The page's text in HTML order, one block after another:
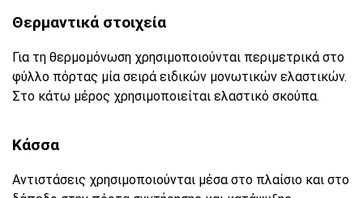
Θερμαντικά στοιχεία
Για τη θερμομόνωση χρησιμοποιούνται περιμετρικά στο
φύλλο πόρτας μία σειρά ειδικών μονωτικών ελαστικών.
Στο κάτω μέρος χρησιμοποιείται ελαστικό σκούπα.
Κάσσα
Αντιστάσεις χρησιμοποιούνται μέσα στο πλαίσιο και στο